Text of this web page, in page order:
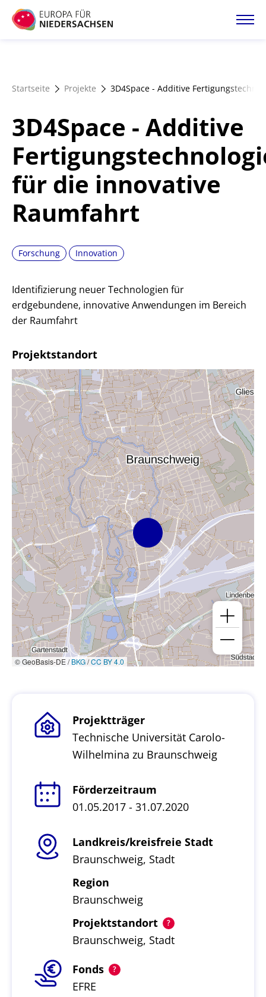
Direkt
zum
Förderangebote
Magazin
Startseite Projekte 3D4Space - Additive
3D4Space - Additive
für die innovative
Raumfahrt
Forschung Innovation
Identifizierung neuer Technologien für
erdgebundene, innovative Anwendungen im Bereich
der Raumfahrt
Projektstandort
© GeoBasis-DE /BKG/CC BY 4.0
Projektträger
Technische Universität Carolo-
Wilhelmina zu Braunschweig
Förderzeitraum
01.05.2017 - 31.07.2020
Landkreis/kreisfreie Stadt
Braunschweig, Stadt
Region
Braunschweig
Projektstandort
Braunschweig, Stadt
Fonds
EFRE